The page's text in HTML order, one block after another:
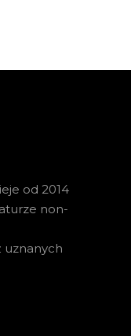
od 2014
non-
uznanych